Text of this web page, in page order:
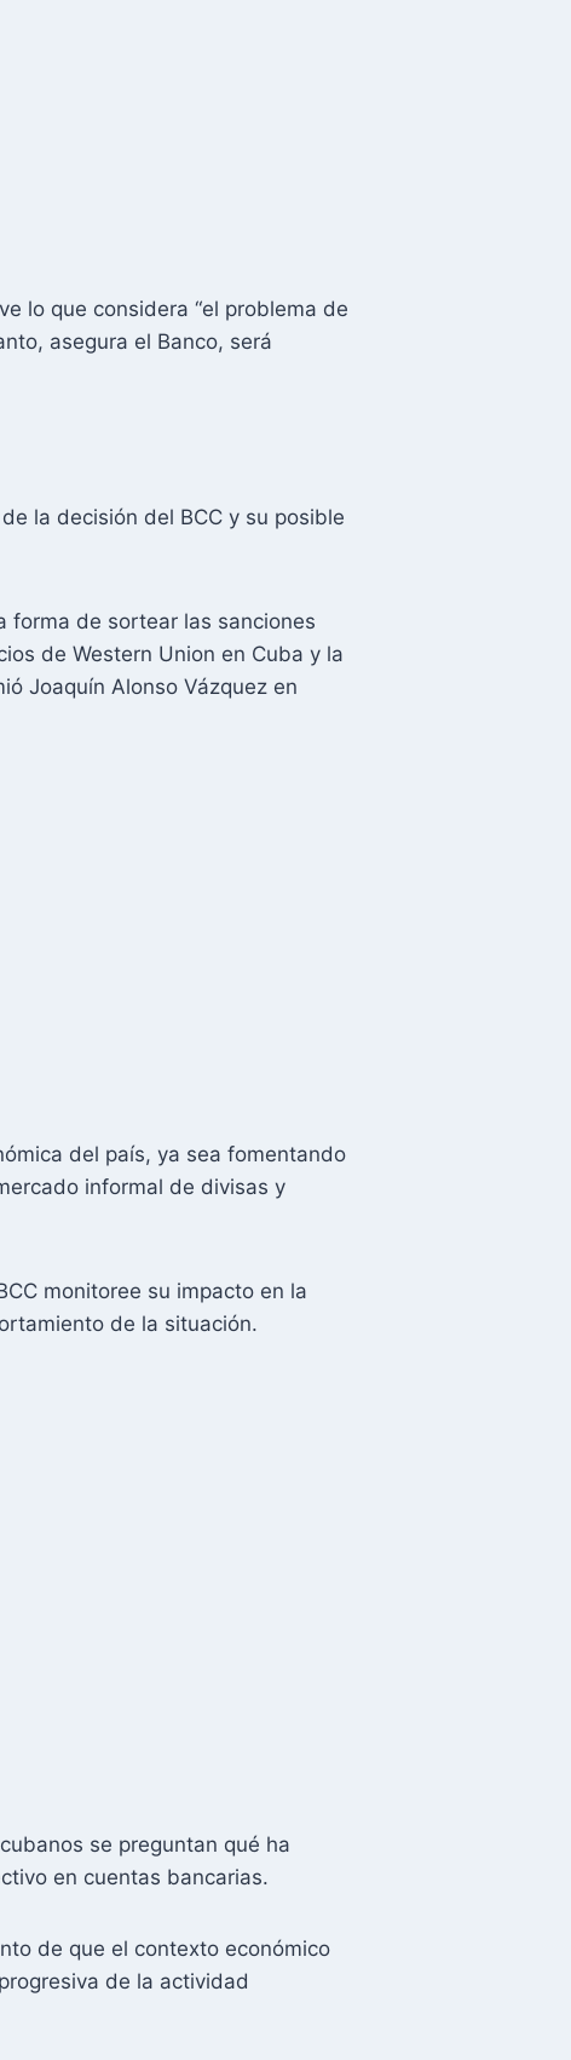
lo que considera “el problema de
asegura el Banco, será
la decisión del BCC y su posible
forma de sortear las sanciones
de Western Union en Cuba y la
Joaquín Alonso Vázquez en
del país, ya sea fomentando
informal de divisas y
monitoree su impacto en la
de la situación.
se preguntan qué ha
en cuentas bancarias.
de que el contexto económico
de la actividad